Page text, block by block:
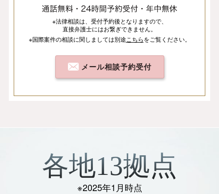
※法律相談は、 受付予約後となりますので、
直接弁護士にはお繋ぎできません。
※国際案件の相談に関しましては別途 こちらをご覧ください。
メール相談予約受付
各地13拠点
※2025年1月時点